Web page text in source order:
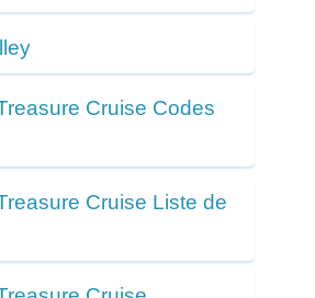
Cruise Codes
Cruise Liste de